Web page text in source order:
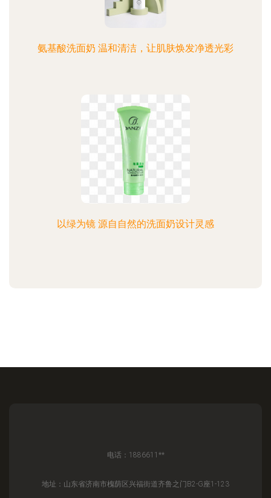
氨基酸洗面奶 温和清洁，让肌肤焕发净透光彩
以绿为镜 源自自然的洗面奶设计灵感
电话：1886611**
地址：山东省济南市槐荫区兴福街道齐鲁之门B2-G座1-123